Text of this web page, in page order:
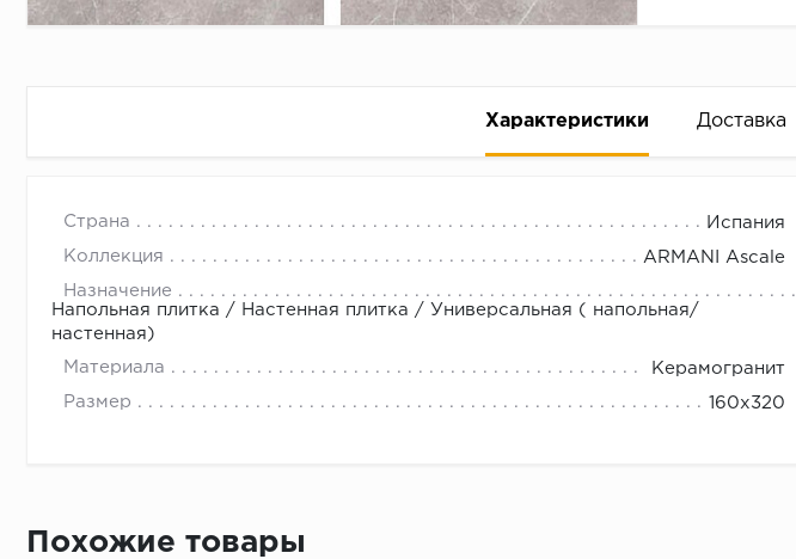
Характеристики Доставка
Страна Испания
Коллекция ARMANI Ascale
Назначение
Напольная плитка / Настенная плитка / Универсальная ( напольная/
настенная)
Материала Керамогранит
Размер 160x320
Срок предоставления кредита от 3 до 36 месяцев Срок предоставления
Похожие товары